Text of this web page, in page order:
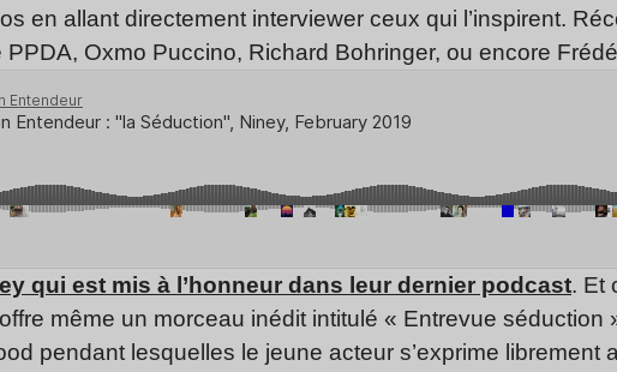
en allant directement interviewer ceux qui l’inspirent.
Oxmo Puccino, Richard Bohringer, ou encore
qui est mis à l’honneur dans leur dernier podcast. Et
même un morceau inédit intitulé « Entrevue séduction
pendant lesquelles le jeune acteur s’exprime librement